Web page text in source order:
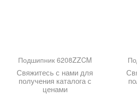
Подшипник 6208ZZCM
Свяжитесь с нами для
получения каталога с
ценами